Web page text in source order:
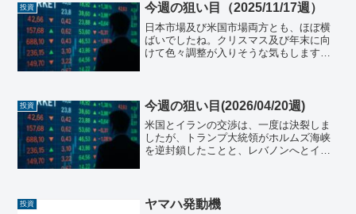
投資 今週の狙い目（2025/11/17週）
日本市場及び米国市場両方とも、ほぼ横
ばいでしたね。クリスマス及び年末に向
けて色々調整が入りそうな気もします
¥100.16上げ...
投資 今週の狙い目(2026/04/20週)
米国とイランの交渉は、一度は決裂しま
したが、トランプ大統領がホルムズ海峡
を逆封鎖したことと、レバノンへとイス
示しています。ホルムズ海...
投資 ヤマハ発動機